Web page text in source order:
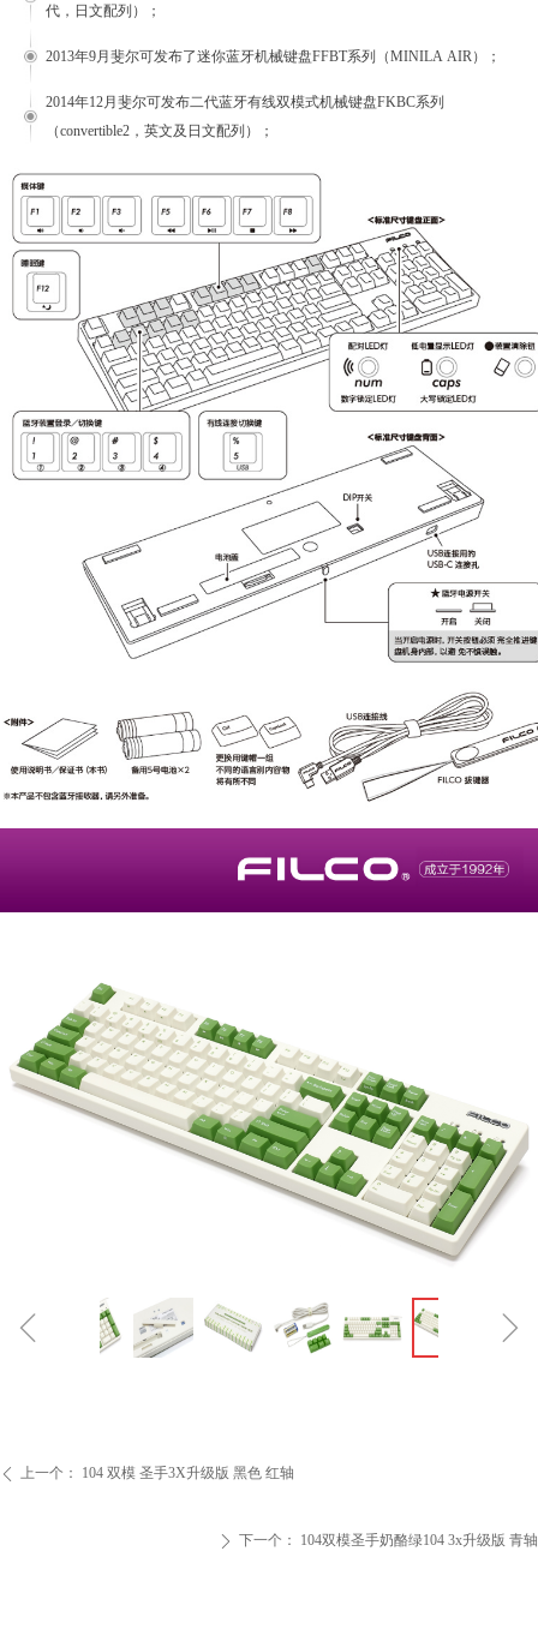
ꁆ ꁇ
ꄴ 上一个： 104 双模 圣手3X升级版 黑色 红轴
ꄲ 下一个： 104双模圣手奶酪绿104 3x升级版 青轴
代，日文配列）；
2013年9月斐尔可发布了迷你蓝牙机械键盘FFBT系列（MINILA AIR）；
2014年12月斐尔可发布二代蓝牙有线双模式机械键盘FKBC系列
（convertible2，英文及日文配列）；